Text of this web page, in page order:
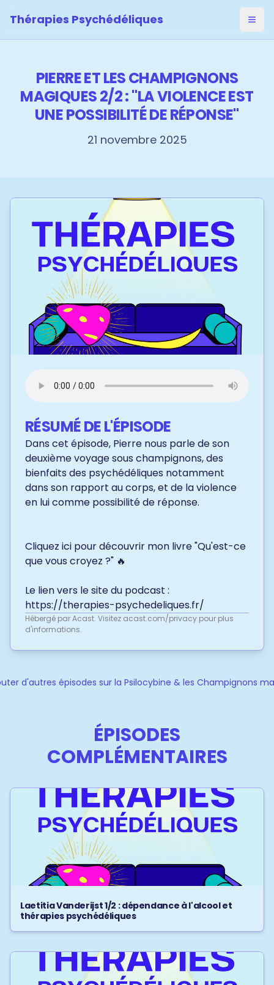
Thérapies Psychédéliques
PIERRE ET LES CHAMPIGNONS
MAGIQUES 2/2 : "LA VIOLENCE EST
UNE POSSIBILITÉ DE RÉPONSE"
21 novembre 2025
RÉSUMÉ DE L'ÉPISODE
Dans cet épisode, Pierre nous parle de son
deuxième voyage sous champignons, des
bienfaits des psychédéliques notamment
dans son rapport au corps, et de la violence
en lui comme possibilité de réponse.
Cliquez ici pour découvrir mon livre "Qu'est-ce
que vous croyez ?" 🔥
Le lien vers le site du podcast :
https://therapies-psychedeliques.fr/
Hébergé par Acast. Visitez acast.com/privacy pour plus
d'informations.
d'autres épisodes sur la Psilocybine & les Champignons
ÉPISODES
COMPLÉMENTAIRES
Laetitia Vanderijst 1/2 : dépendance à l'alcool et
thérapies psychédéliques